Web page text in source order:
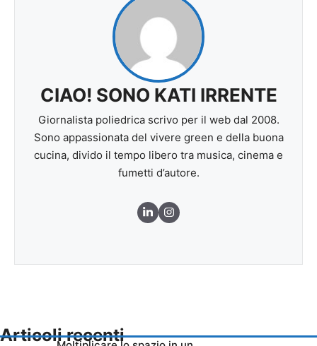
CIAO! SONO KATI IRRENTE
Giornalista poliedrica scrivo per il web dal 2008.
Sono appassionata del vivere green e della buona
cucina, divido il tempo libero tra musica, cinema e
fumetti d’autore.
Articoli recenti